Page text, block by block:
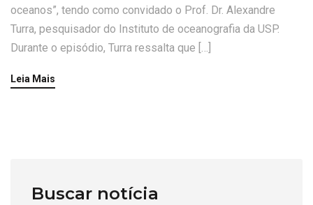
oceanos”, tendo como convidado o Prof. Dr. Alexandre
Turra, pesquisador do Instituto de oceanografia da USP.
Durante o episódio, Turra ressalta que […]
Leia Mais
Buscar notícia